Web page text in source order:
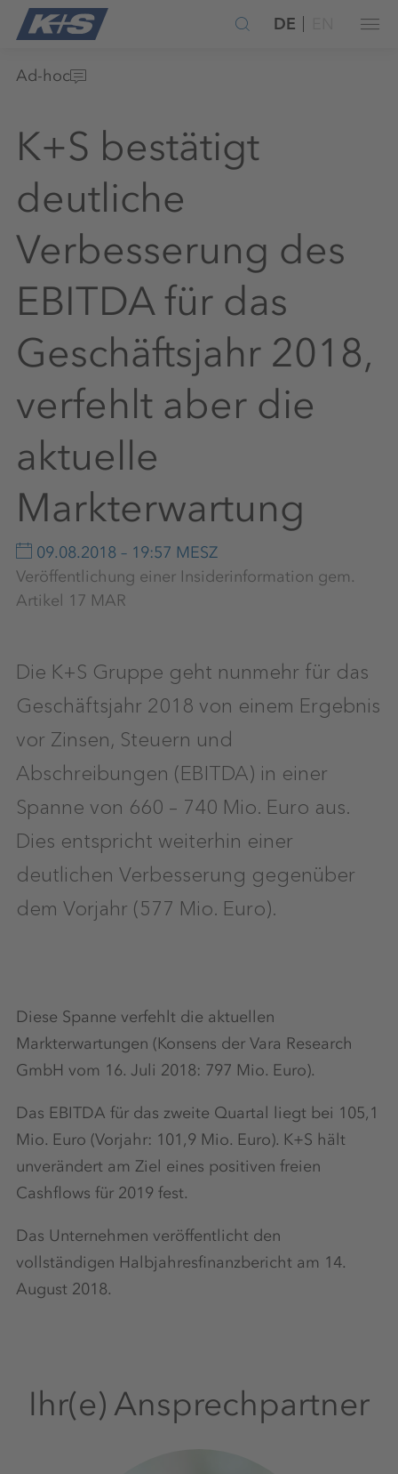
DE
Ad-hoc
K+S bestätigt
deutliche
Verbesserung des
EBITDA für das
Geschäftsjahr 2018,
verfehlt aber die
aktuelle
Markterwartung
09.08.2018 – 19:57 MESZ
Veröffentlichung einer Insiderinformation gem.
Artikel 17 MAR
Die K+S Gruppe geht nunmehr für das
Geschäftsjahr 2018 von einem Ergebnis
vor Zinsen, Steuern und
Abschreibungen (EBITDA) in einer
Spanne von 660 – 740 Mio. Euro aus.
Dies entspricht weiterhin einer
deutlichen Verbesserung gegenüber
dem Vorjahr (577 Mio. Euro).
Diese Spanne verfehlt die aktuellen
Markterwartungen (Konsens der Vara Research
GmbH vom 16. Juli 2018: 797 Mio. Euro).
Das EBITDA für das zweite Quartal liegt bei 105,1
Mio. Euro (Vorjahr: 101,9 Mio. Euro). K+S hält
unverändert am Ziel eines positiven freien
Cashflows für 2019 fest.
Das Unternehmen veröffentlicht den
vollständigen Halbjahresfinanzbericht am 14.
August 2018.
Ihr(e) Ansprechpartner